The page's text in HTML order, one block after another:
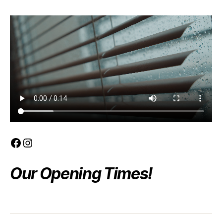
Facebook
Instagram
Our Opening Times!